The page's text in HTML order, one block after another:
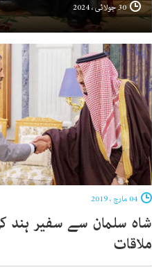
30 جولائی ، 2024
شاہ سلمان سے سفیر ہند
ملاقات